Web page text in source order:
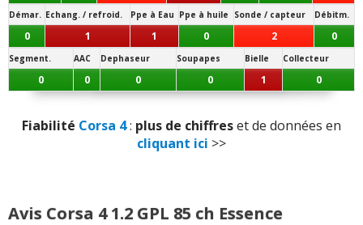
Démar. Echang. / refroid. Ppe à Eau Ppe à huile Sonde / capteur Débitm.
0 1 1 0 2 0
Segment. AAC Dephaseur Soupapes Bielle Collecteur
0 0 0 0 1 0
Fiabilité Corsa 4: plus de chiffreset de données en
cliquant ici >>
Avis Corsa 4 1.2 GPL 85 ch Essence